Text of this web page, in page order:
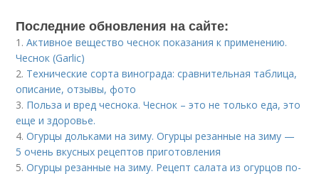
Последние обновления на сайте:
1.Активное вещество чеснок показания к применению.
Чеснок (Garlic)
2. Технические сорта винограда: сравнительная таблица,
описание, отзывы, фото
3. Польза и вред чеснока. Чеснок – это не только еда, это
еще и здоровье.
4.Огурцы дольками на зиму. Огурцы резанные на зиму —
5 очень вкусных рецептов приготовления
5.Огурцы резанные на зиму. Рецепт салата из огурцов по-